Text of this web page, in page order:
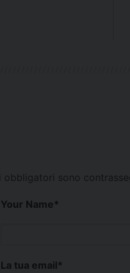
obbligatori sono
Your Name*
La tua email*